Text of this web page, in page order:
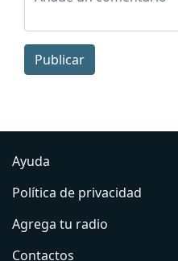
Publicar
Ayuda
Política de privacidad
Agrega tu radio
Contactos